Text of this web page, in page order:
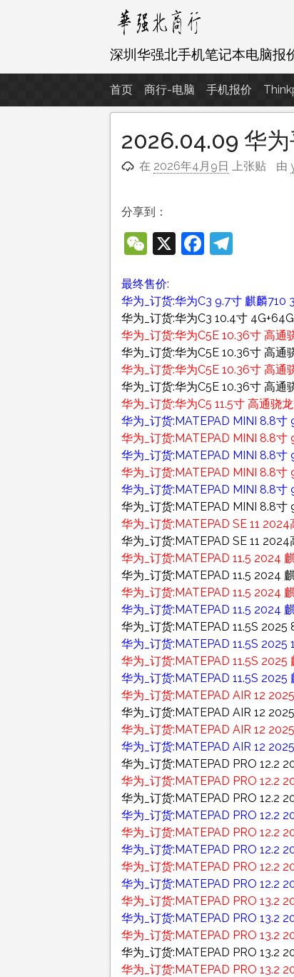
内
深圳华强北手机笔记本电脑报
首页 商行-电脑 手机报价
2026.04.09 华
在 2026年4月9日 上张贴 由
分享到：
WeChat
X Facebook
最终售价:
华为_订货:华为C3 9.7寸 麒麟710
华为_订货:华为C3 10.4寸
华为_订货:华为C5E 10.36寸 高
华为_订货:华为C5E 10.36寸 高
华为_订货:华为C5E 10.36寸 高
华为_订货:华为C5E 10.36寸 高
华为_订货:华为C5 11.5寸 高通骁
华为_订货:MATEPAD MINI 8.8
华为_订货:MATEPAD MINI 8.8
华为_订货:MATEPAD MINI 8.8
华为_订货:MATEPAD MINI 8.8寸
华为_订货:MATEPAD MINI 8.8
华为_订货:MATEPAD MINI 8.8寸
华为_订货:MATEPAD SE 11
华为_订货:MATEPAD SE 11
华为_订货:MATEPAD 11.5 2024
华为_订货:MATEPAD 11.5 2024
华为_订货:MATEPAD 11.5 2024
华为_订货:MATEPAD 11.5 2024
华为_订货:MATEPAD 11.5S
华为_订货:MATEPAD 11.5S
华为_订货:MATEPAD 11.5S
华为_订货:MATEPAD 11.5S
华为_订货:MATEPAD AIR 12
华为_订货:MATEPAD AIR 12
华为_订货:MATEPAD AIR 12
华为_订货:MATEPAD AIR 12
华为_订货:MATEPAD PRO 12.2
华为_订货:MATEPAD PRO 12.2
华为_订货:MATEPAD PRO 12.2
华为_订货:MATEPAD PRO 12.2
华为_订货:MATEPAD PRO 12.2
华为_订货:MATEPAD PRO 12.2
华为_订货:MATEPAD PRO 12.2
华为_订货:MATEPAD PRO 12.2
华为_订货:MATEPAD PRO 13.2
华为_订货:MATEPAD PRO 13.2
华为_订货:MATEPAD PRO 13.2
华为_订货:MATEPAD PRO 13.2
华为_订货:MATEPAD PRO 13.2